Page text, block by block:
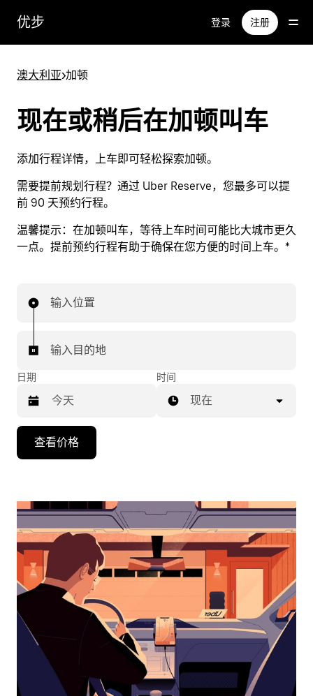
优步 登录 注册
澳大利亚>加顿
现在或稍后在加顿叫车
添加行程详情，上车即可轻松探索加顿。
需要提前规划行程？通过 Uber Reserve，您最多可以提
前 90 天预约行程。
温馨提示： 在加顿叫车，等待上车时间可能比大城市更久
一点。提前预约行程有助于确保在您方便的时间上车。*
输入位置
输入目的地
日期
向
头
浏
日
并
期。
时间
现在
查看价格